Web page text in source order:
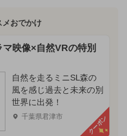
メおでかけ
映像×自然VRの特別
自然を走るミニSL森の
風を感じ過去と未来の別
世界に出発！
千葉県君津市 クーポン